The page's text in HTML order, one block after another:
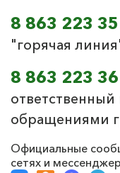
8 863 223
"горячая
8 863 223
ответственный
обращениями
Официальные
сетях и